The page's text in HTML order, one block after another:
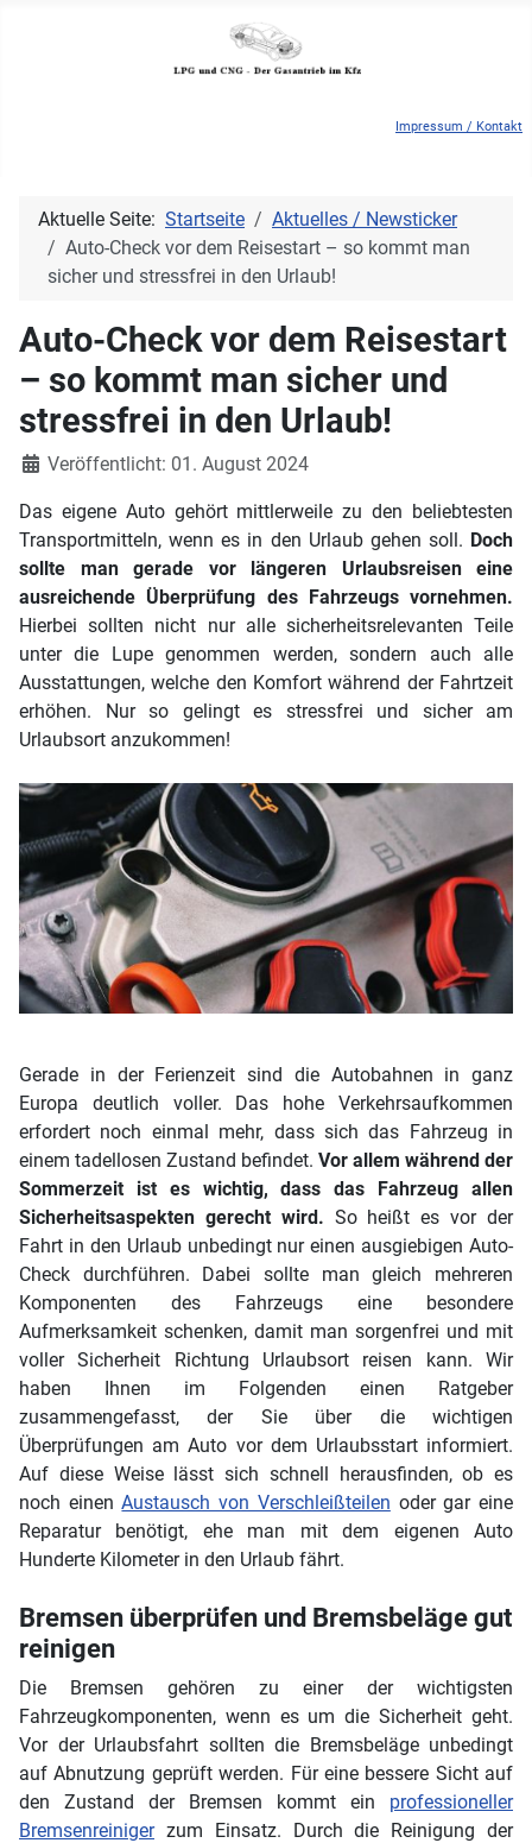
Impressum / Kontakt
Aktuelle Seite: Startseite
Aktuelles / Newsticker
Auto-Check vor dem Reisestart – so kommt man
sicher und stressfrei in den Urlaub!
Auto-Check vor dem Reisestart
– so kommt man sicher und
stressfrei in den Urlaub!
DetailsVeröffentlicht: 01. August 2024
Das eigene Auto gehört mittlerweile zu den beliebtesten
Transportmitteln, wenn es in den Urlaub gehen soll. Doch
sollte man gerade vor längeren Urlaubsreisen eine
ausreichende Überprüfung des Fahrzeugs vornehmen.
Hierbei sollten nicht nur alle sicherheitsrelevanten Teile
unter die Lupe genommen werden, sondern auch alle
Ausstattungen, welche den Komfort während der Fahrtzeit
erhöhen. Nur so gelingt es stressfrei und sicher am
Urlaubsort anzukommen!
Gerade in der Ferienzeit sind die Autobahnen in ganz
Europa deutlich voller. Das hohe Verkehrsaufkommen
erfordert noch einmal mehr, dass sich das Fahrzeug in
einem tadellosen Zustand befindet. Vor allem während der
Sommerzeit ist es wichtig, dass das Fahrzeug allen
Sicherheitsaspekten gerecht wird. So heißt es vor der
Fahrt in den Urlaub unbedingt nur einen ausgiebigen Auto-
Check durchführen. Dabei sollte man gleich mehreren
Komponenten des Fahrzeugs eine besondere
Aufmerksamkeit schenken, damit man sorgenfrei und mit
voller Sicherheit Richtung Urlaubsort reisen kann. Wir
haben Ihnen im Folgenden einen Ratgeber
zusammengefasst, der Sie über die wichtigen
Überprüfungen am Auto vor dem Urlaubsstart informiert.
Auf diese Weise lässt sich schnell herausfinden, ob es
noch einenAustausch von Verschleißteilen oder gar eine
Reparatur benötigt, ehe man mit dem eigenen Auto
Hunderte Kilometer in den Urlaub fährt.
Bremsen überprüfen und Bremsbeläge gut
reinigen
Die Bremsen gehören zu einer der wichtigsten
Fahrzeugkomponenten, wenn es um die Sicherheit geht.
Vor der Urlaubsfahrt sollten die Bremsbeläge unbedingt
auf Abnutzung geprüft werden. Für eine bessere Sicht auf
den Zustand der Bremsen kommt ein professioneller
Bremsenreinigerzum Einsatz. Durch die Reinigung der